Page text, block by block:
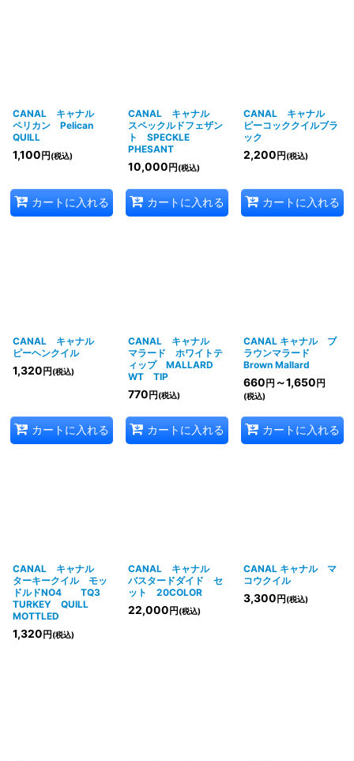
CANAL キャナル
ペリカン Pelican
QUILL
1,100円(税込)
カートに入れる
CANAL キャナル
スペックルドフェザン
ト SPECKLE
PHESANT
10,000円(税込)
カートに入れる
CANAL キャナル
ピーコッククイルブラ
ック
2,200円(税込)
カートに入れる
CANAL キャナル
ピーヘンクイル
1,320円(税込)
カートに入れる
CANAL キャナル
マラード ホワイトテ
ィップ MALLARD
WT TIP
770円(税込)
カートに入れる
CANAL キャナル ブ
ラウンマラード
Brown Mallard
660円 ～1,650円
(税込)
カートに入れる
CANAL キャナル
ターキークイル モッ
ドルドNO4 TQ3
TURKEY QUILL
MOTTLED
1,320円(税込)
CANAL キャナル
バスタードダイド セ
ット 20COLOR
22,000円(税込)
CANAL キャナル マ
コウクイル
3,300円(税込)